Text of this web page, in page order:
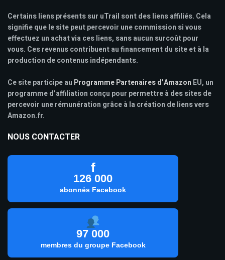
Certains liens présents sur uTrail sont des liens affiliés. Cela
signifie que le site peut percevoir une commission si vous
effectuez un achat via ces liens, sans aucun surcoût pour
vous. Ces revenus contribuent au financement du site et à la
production de contenus indépendants.
Ce site participe au Programme Partenaires d’Amazon EU, un
programme d’affiliation conçu pour permettre à des sites de
percevoir une rémunération grâce à la création de liens vers
Amazon.fr.
NOUS CONTACTER
f
126 000
abonnés Facebook
97 000
membres du groupe Facebook